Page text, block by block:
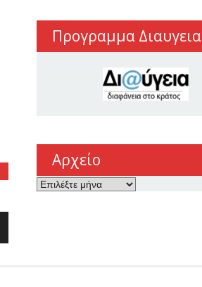
Προγραμμα Διαυγεια
Αρχείο
Αρχείο